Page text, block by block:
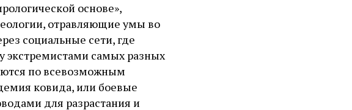
основе»,
отравляющие умы во
социальные сети, где
самых разных
по всевозможным
ковида, или боевые
для разрастания и